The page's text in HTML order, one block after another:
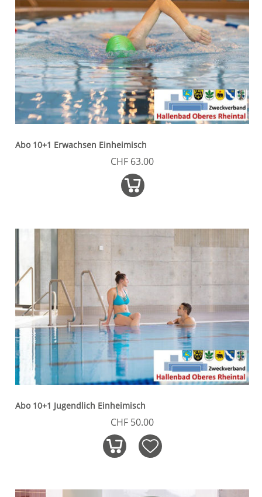
Abo 10+1 Erwachsen Einheimisch
CHF 63.00
Abo 10+1 Jugendlich Einheimisch
CHF 50.00